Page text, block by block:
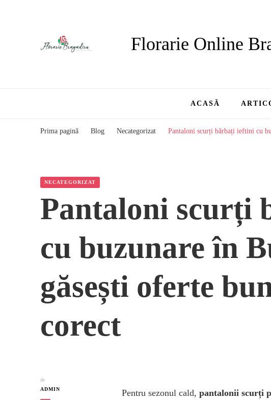
Florarie Online
ACASĂ
Prima pagină Blog Necategorizat Pantaloni scurți bărbați ieftini cu
NECATEGORIZAT
Pantaloni scurți
cu buzunare în
găsești oferte
corect
de
ADMIN
Pentru sezonul cald, pantalonii scurți